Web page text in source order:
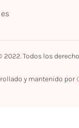
2022. Todos los
y mantenido por